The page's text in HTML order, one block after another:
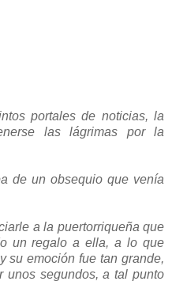
portales de noticias, la
las lágrimas por la
de un obsequio que venía
a la puertorriqueña que
un regalo a ella, a lo que
su emoción fue tan grande,
unos segundos, a tal punto